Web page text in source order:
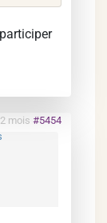
mois #5454